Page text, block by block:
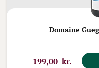
Domaine
199,00 kr.